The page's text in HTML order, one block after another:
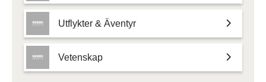
Utflykter & Äventyr
Vetenskap